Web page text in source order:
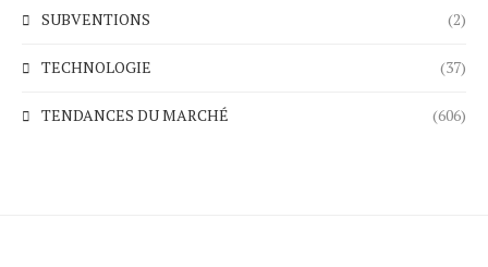
SUBVENTIONS (2)
TECHNOLOGIE (37)
TENDANCES DU MARCHÉ (606)